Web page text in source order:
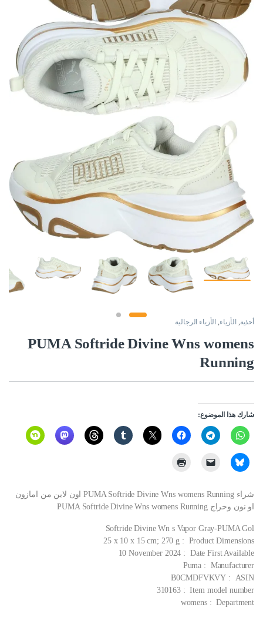
أحذية, الأزياء, الأزياء الرجالية
PUMA Softride Divine Wns womens
Running
شارك هذا الموضوع:
شراء PUMA Softride Divine Wns womens Running اون لاين من امازون
او نون وحراج PUMA Softride Divine Wns womens Running
Softride Divine Wn s Vapor Gray-PUMA Gol
Product Dimensions ‏ : ‎ 25 x 10 x 15 cm; 270 g
Date First Available ‏ : ‎ 10 November 2024
Manufacturer ‏ : ‎ Puma
ASIN ‏ : ‎ B0CMDFVKVY
Item model number ‏ : ‎ 310163
Department ‏ : ‎ womens